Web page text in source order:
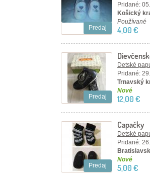
Predaj
Pridané:
Košický
Používané
4,00 €
Predaj
Detské
Pridané:
Trnavský
Nové
12,00 €
Predaj
Capačky
Detské
Pridané:
Nové
5,00 €